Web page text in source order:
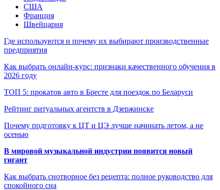
США
Франция
Швейцария
Где используются и почему их выбирают производственные
предприятия
Как выбрать онлайн-курс: признаки качественного обучения в
2026 году
ТОП 5: прокатов авто в Бресте для поездок по Беларуси
Рейтинг ритуальных агентств в Дзержинске
Почему подготовку к ЦТ и ЦЭ лучше начинать летом, а не
осенью
В мировой музыкальной индустрии появится новый
гигант
Как выбрать снотворное без рецепта: полное руководство для
спокойного сна